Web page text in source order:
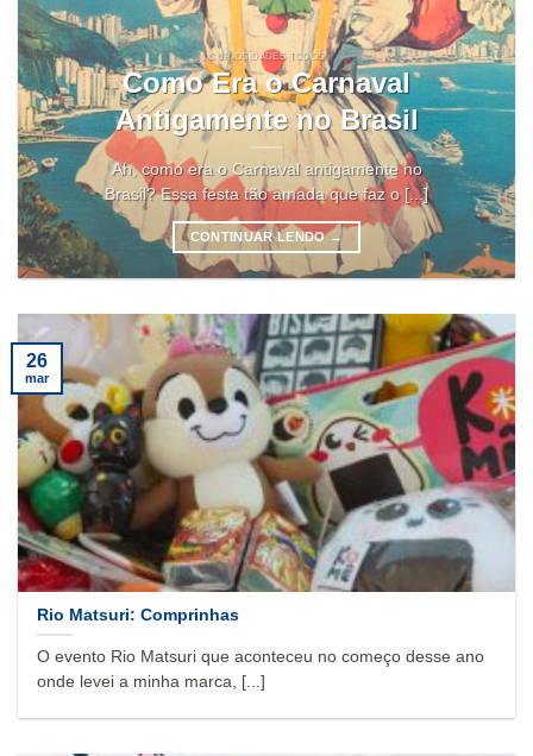
CURIOSIDADES TODOS
Como Era o Carnaval
Antigamente no Brasil
Ah, como era o Carnaval antigamente no
Brasil? Essa festa tão amada que faz o [...]
CONTINUAR LENDO→
Rio Matsuri: Comprinhas
O evento Rio Matsuri que aconteceu no começo desse ano
onde levei a minha marca, [...]
26
mar